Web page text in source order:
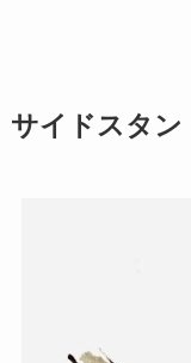
サイドスタン